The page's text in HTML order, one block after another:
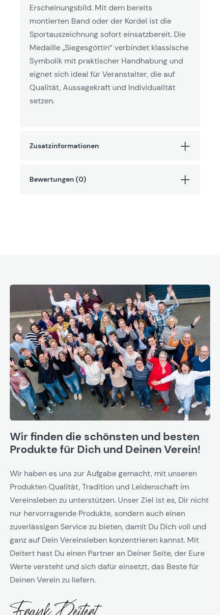
Erscheinungsbild. Mit dem bereits
montierten Band oder der Kordel ist die
Sportauszeichnung sofort einsatzbereit. Die
Medaille „Siegesgöttin“ verbindet klassische
Symbolik mit praktischer Handhabung und
eignet sich ideal für Veranstalter, die auf
Qualität, Aussagekraft und Individualität
setzen.
Zusatzinformationen
Bewertungen (0)
Wir finden die schönsten und besten
Produkte für Dich und Deinen Verein!
Wir haben es uns zur Aufgabe gemacht, mit unseren
Produkten Qualität, Tradition und Leidenschaft im
Vereinsleben zu unterstützen. Unser Ziel ist es, Dir nicht
nur hervorragende Produkte, sondern auch einen
zuverlässigen Service zu bieten, damit Du Dich voll und
ganz auf Dein Vereinsleben konzentrieren kannst. Mit
Deitert hast Du einen Partner an Deiner Seite, der Eure
Werte versteht und sich dafür einsetzt, das Beste für
Deinen Verein zu liefern.